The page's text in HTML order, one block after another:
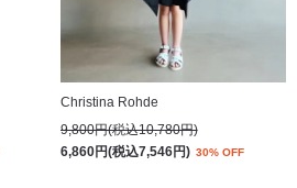
Christina Rohde
9,800円(税込10,780円)
6,860円(税込7,546円) 30% OFF